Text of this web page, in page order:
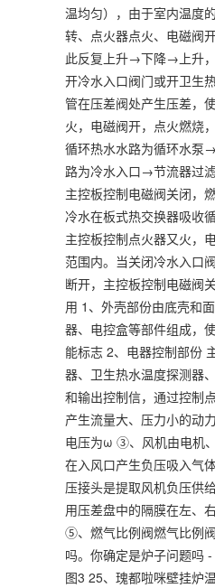
温均匀），由于室内温度
转、点火器点火、电磁阀
此反复上升→下降→上升，
开冷水入口阀门或开卫生
管在压差阀处产生压差，
火，电磁阀开，点火燃烧
循环热水水路为循环水
路为冷水入口→节流器过
主控板控制电磁阀关闭，
冷水在板式热交换器吸收
主控板控制点火器又火，
范围内。当关闭冷水入口
断开，主控板控制电磁阀
用 1、外壳部份由底壳和
器、电控盒等部件组成，
能标志 2、电器控制部份
器、卫生热水温度探测器
和输出控制信，通过控制
产生流量大、压力小的动
电压为ω ③、风机由电机
在入风口产生负压吸入气
压接头是提取风机负压供
用压差盘中的隔膜在左、
⑤、燃气比例阀燃气比例
吗。你确定是炉子问题吗
图3 25、瑰都啦咪壁挂炉